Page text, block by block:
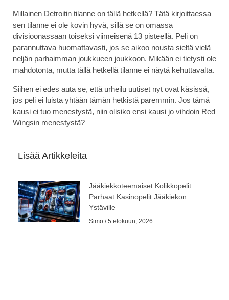
Millainen Detroitin tilanne on tällä hetkellä? Tätä kirjoittaessa
sen tilanne ei ole kovin hyvä, sillä se on omassa
divisioonassaan toiseksi viimeisenä 13 pisteellä. Peli on
parannuttava huomattavasti, jos se aikoo nousta sieltä vielä
neljän parhaimman joukkueen joukkoon. Mikään ei tietysti ole
mahdotonta, mutta tällä hetkellä tilanne ei näytä kehuttavalta.
Siihen ei edes auta se, että urheilu uutiset nyt ovat käsissä,
jos peli ei luista yhtään tämän hetkistä paremmin. Jos tämä
kausi ei tuo menestystä, niin olisiko ensi kausi jo vihdoin Red
Wingsin menestystä?
Lisää Artikkeleita
Jääkiekkoteemaiset Kolikkopelit:
Parhaat Kasinopelit Jääkiekon
Ystäville
Simo 5 elokuun, 2026